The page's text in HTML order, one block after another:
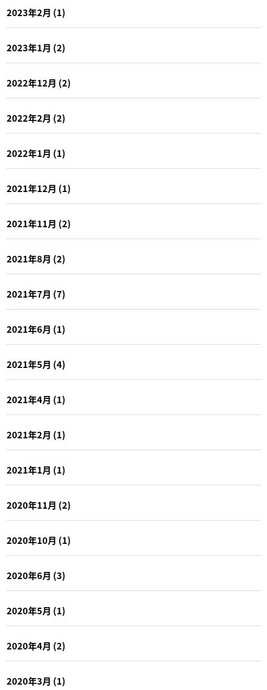
2023年2月 (1)
2023年1月 (2)
2022年12月 (2)
2022年2月 (2)
2022年1月 (1)
2021年12月 (1)
2021年11月 (2)
2021年8月 (2)
2021年7月 (7)
2021年6月 (1)
2021年5月 (4)
2021年4月 (1)
2021年2月 (1)
2021年1月 (1)
2020年11月 (2)
2020年10月 (1)
2020年6月 (3)
2020年5月 (1)
2020年4月 (2)
2020年3月 (1)